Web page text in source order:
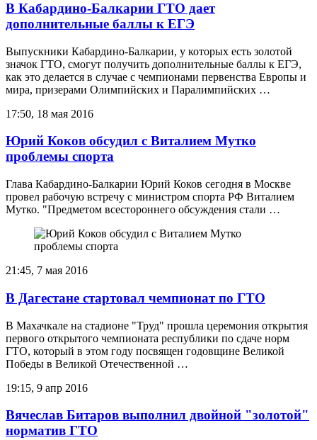
В Кабардино-Балкарии ГТО дает
дополнительные баллы к ЕГЭ
Выпускники Кабардино-Балкарии, у которых есть золотой
значок ГТО, смогут получить дополнительные баллы к ЕГЭ,
как это делается в случае с чемпионами первенства Европы и
мира, призерами Олимпийских и Паралимпийских …
17:50, 18 мая 2016
Юрий Коков обсудил с Виталием Мутко
проблемы спорта
Глава Кабардино-Балкарии Юрий Коков сегодня в Москве
провел рабочую встречу с министром спорта РФ Виталием
Мутко. "Предметом всестороннего обсуждения стали …
21:45, 7 мая 2016
В Дагестане стартовал чемпионат по ГТО
В Махачкале на стадионе "Труд" прошла церемония открытия
первого открытого чемпионата республики по сдаче норм
ГТО, который в этом году посвящен годовщине Великой
Победы в Великой Отечественной …
19:15, 9 апр 2016
Вячеслав Битаров выполнил двойной "золотой"
норматив ГТО